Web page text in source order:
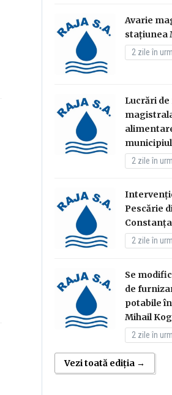
Avarie
stațiunea
2 zile în
Lucrări
2 zile în
Pescărie
2 zile în
Se
de
potabile
Mihail
2 zile în
Vezi toată ediția →